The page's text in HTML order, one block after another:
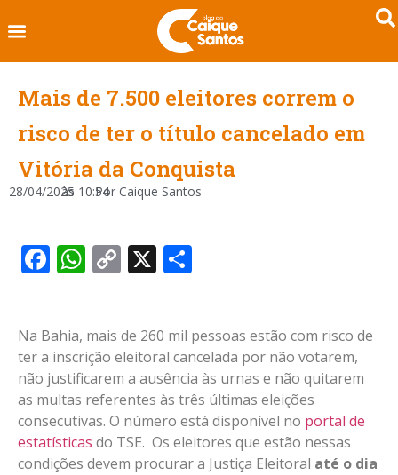
Mais de 7.500 eleitores correm o
risco de ter o título cancelado em
Vitória da Conquista
28/04/2025
às 10:54
Por Caique Santos
Facebook
WhatsApp
Copy
X
Na Bahia, mais de 260 mil pessoas estão com risco de
ter a inscrição eleitoral cancelada por não votarem,
não justificarem a ausência às urnas e não quitarem
as multas referentes às três últimas eleições
consecutivas. O número está disponível no portal de
estatísticas do TSE. Os eleitores que estão nessas
condições devem procurar a Justiça Eleitoral até o dia